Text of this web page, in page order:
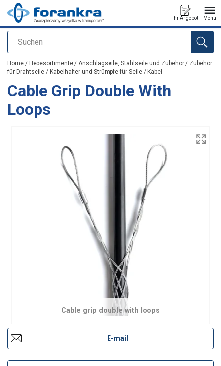
Suchen
Ihr Angebot Menü
Anfragen
Home / Hebesortimente / Anschlagseile, Stahlseile und Zubehör / Zubehör
für Drahtseile / Kabelhalter und Strümpfe für Seile / Kabel
Cable Grip Double With
Loops
Cable grip double with loops
E-mail